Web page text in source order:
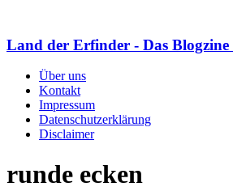
Land der Erfinder - Das
Über uns
Kontakt
Impressum
Datenschutzerklärung
Disclaimer
runde ecken